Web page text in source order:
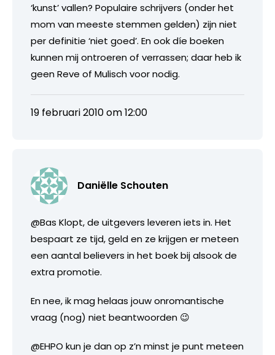
‘kunst’ vallen? Populaire schrijvers (onder het
mom van meeste stemmen gelden) zijn niet
per definitie ‘niet goed’. En ook díe boeken
kunnen mij ontroeren of verrassen; daar heb ik
geen Reve of Mulisch voor nodig.
19 februari 2010 om 12:00
Daniëlle Schouten
@Bas Klopt, de uitgevers leveren iets in. Het
bespaart ze tijd, geld en ze krijgen er meteen
een aantal believers in het boek bij alsook de
extra promotie.
En nee, ik mag helaas jouw onromantische
vraag (nog) niet beantwoorden 😉
@EHPO kun je dan op z’n minst je punt meteen